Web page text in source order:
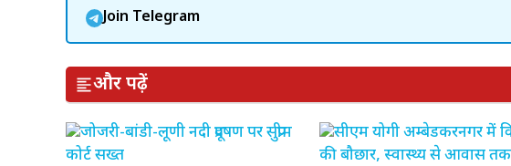
Join Telegram
और पढ़ें